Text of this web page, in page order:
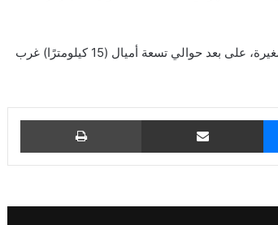
وتم القبض على الرجل قبل فجر يوم 8 تشرين الأول في بلدة سيندوس الصغيرة، على بعد حوالي تسعة أميال (15 كيلومترًا) غرب
ماسنجر مشاركة عبر البريد طباعة